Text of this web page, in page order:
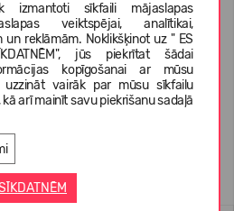
izmantoti sīkfaili mājaslapas
veiktspējai, analītikai,
reklāmām. Noklikšķinot uz " ES
jūs piekrītat šādai
kopīgošanai ar mūsu
vairāk par mūsu sīkfailu
arī mainīt savu piekrišanu sadaļā
preces